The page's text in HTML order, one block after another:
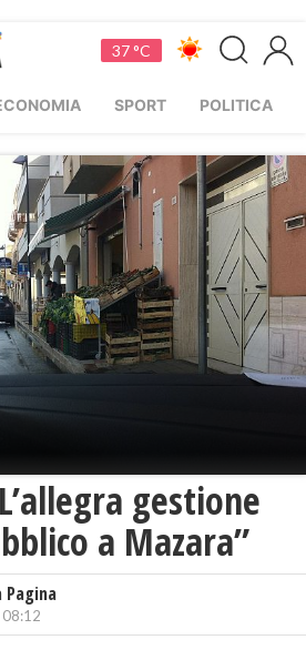
37 °C
SPORT POLITICA
gestione
a Mazara”
Pagina